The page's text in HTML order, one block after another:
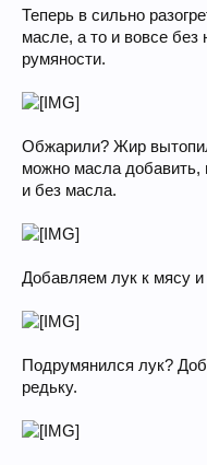
Теперь в сильно
масле, а то и вовсе
румяности.
Обжарили? Жир
можно масла добавить,
и без масла.
Добавляем лук к мясу
Подрумянился лук?
редьку.